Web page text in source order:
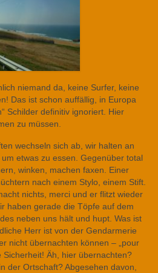
niemand da, keine Surfer, keine
Das ist schon auffällig, in Europa
Schilder definitiv ignoriert. Hier
zu müssen.
wechseln sich ab, wir halten an
etwas zu essen. Gegenüber total
winken, machen faxen. Einer
nach einem Stylo, einem Stift.
nichts, merci und er flitzt wieder
haben gerade die Töpfe auf dem
neben uns hält und hupt. Was ist
Herr ist von der Gendarmerie
nicht übernachten können – „pour
Sicherheit! Äh, hier übernachten?
der Ortschaft? Abgesehen davon,